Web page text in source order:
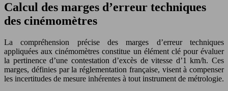
Calcul des marges d’erreur techniques
des cinémomètres
La compréhension précise des marges d’erreur techniques
appliquées aux cinémomètres constitue un élément clé pour évaluer
la pertinence d’une contestation d’excès de vitesse d’1 km/h. Ces
marges, définies par la réglementation française, visent à compenser
les incertitudes de mesure inhérentes à tout instrument de métrologie.